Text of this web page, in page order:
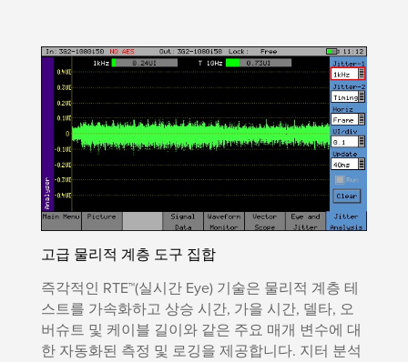
고급 물리적 계층 도구 집합
즉각적인 RTE™(실시간 Eye) 기술은 물리적 계층 테
스트를 가속화하고 상승 시간, 가을 시간, 델타, 오
버슈트 및 케이블 길이와 같은 주요 매개 변수에 대
한 자동화된 측정 및 로깅을 제공합니다. 지터 분석